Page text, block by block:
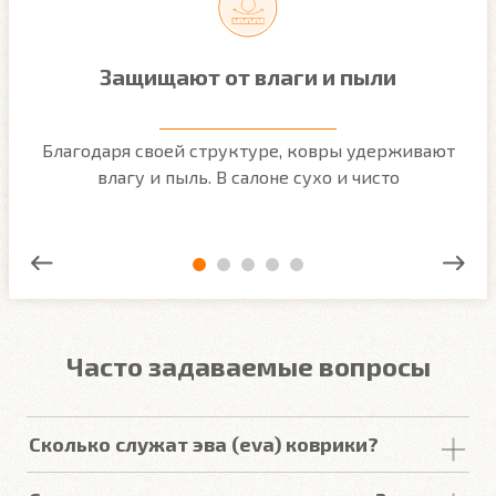
Защищают от влаги и пыли
Благодаря своей структуре, ковры удерживают
влагу и пыль. В салоне сухо и чисто
Часто задаваемые вопросы
Сколько служат эва (eva) коврики?